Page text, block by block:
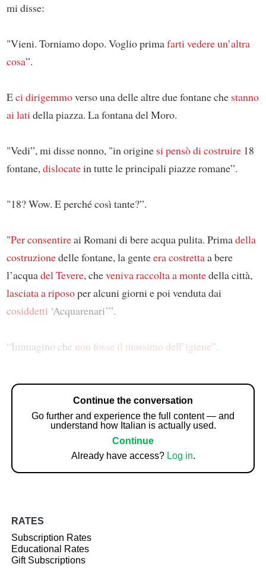
mi disse:
"Vieni. Torniamo dopo. Voglio primafarti vedere un’altra
cosa”.
Eci dirigemmoverso una delle altre due fontane che stanno
ai latidella piazza. La fontana del Moro.
"Vedi”, mi disse nonno, "in origine si pensò di costruire18
fontane,dislocatein tutte le principali piazze romane”.
"18? Wow. E perché così tante?”.
"Per consentireai Romani di bere acqua pulita. Primadella
costruzionedelle fontane, la genteera costrettaa bere
l’acquadel Tevere, cheveniva raccoltaa montedella città,
lasciata a riposoper alcuni giorni e poi venduta dai
cosiddetti ‘Acquarenari’”.
“Immagino che non fosse il massimo dell’igiene”.
Continue the conversation
Go further and experience the full content — and
understand how Italian is actually used.
Continue
Already have access? Log in.
RATES
Subscription Rates
Educational Rates
Gift Subscriptions